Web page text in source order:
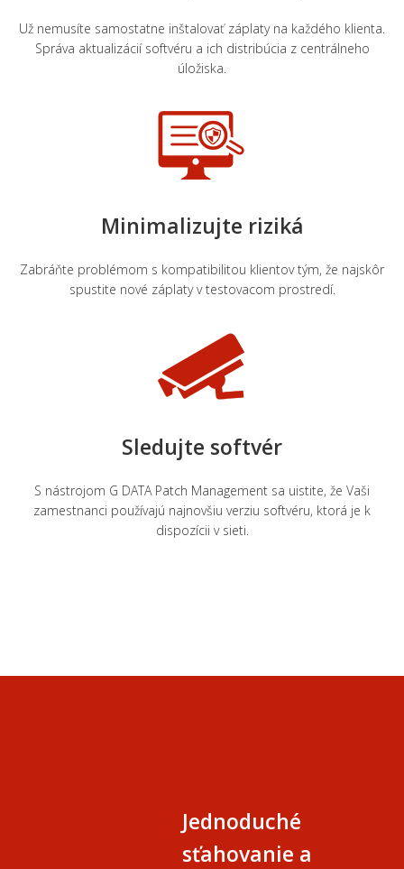
Už nemusíte samostatne inštalovať záplaty na každého klienta.
Správa aktualizácií softvéru a ich distribúcia z centrálneho
úložiska.
Minimalizujte riziká
Zabráňte problémom s kompatibilitou klientov tým, že najskôr
spustite nové záplaty v testovacom prostredí.
Sledujte softvér
S nástrojom G DATA Patch Management sa uistite, že Vaši
zamestnanci používajú najnovšiu verziu softvéru, ktorá je k
dispozícii v sieti.
Jednoduché
sťahovanie a